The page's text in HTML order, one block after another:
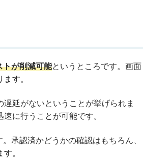
トが削減可能というところです。画面
す。
延がないということが挙げられま
に行うことが可能です。
承認済かどうかの確認はもちろん、
。